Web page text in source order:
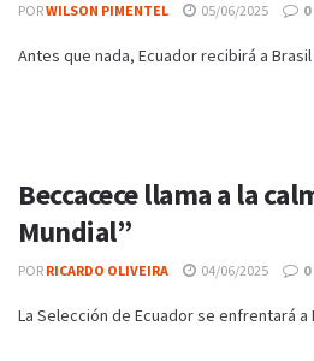
PORWILSON PIMENTEL 05/06/2025 0
Antes que nada, Ecuador recibirá a
Beccacece llama a la
Mundial”
POR RICARDO OLIVEIRA 04/06/2025 0
La Selección de Ecuador se enfrentará